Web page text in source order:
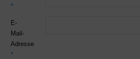
*
E-
Mail-
Adresse
*